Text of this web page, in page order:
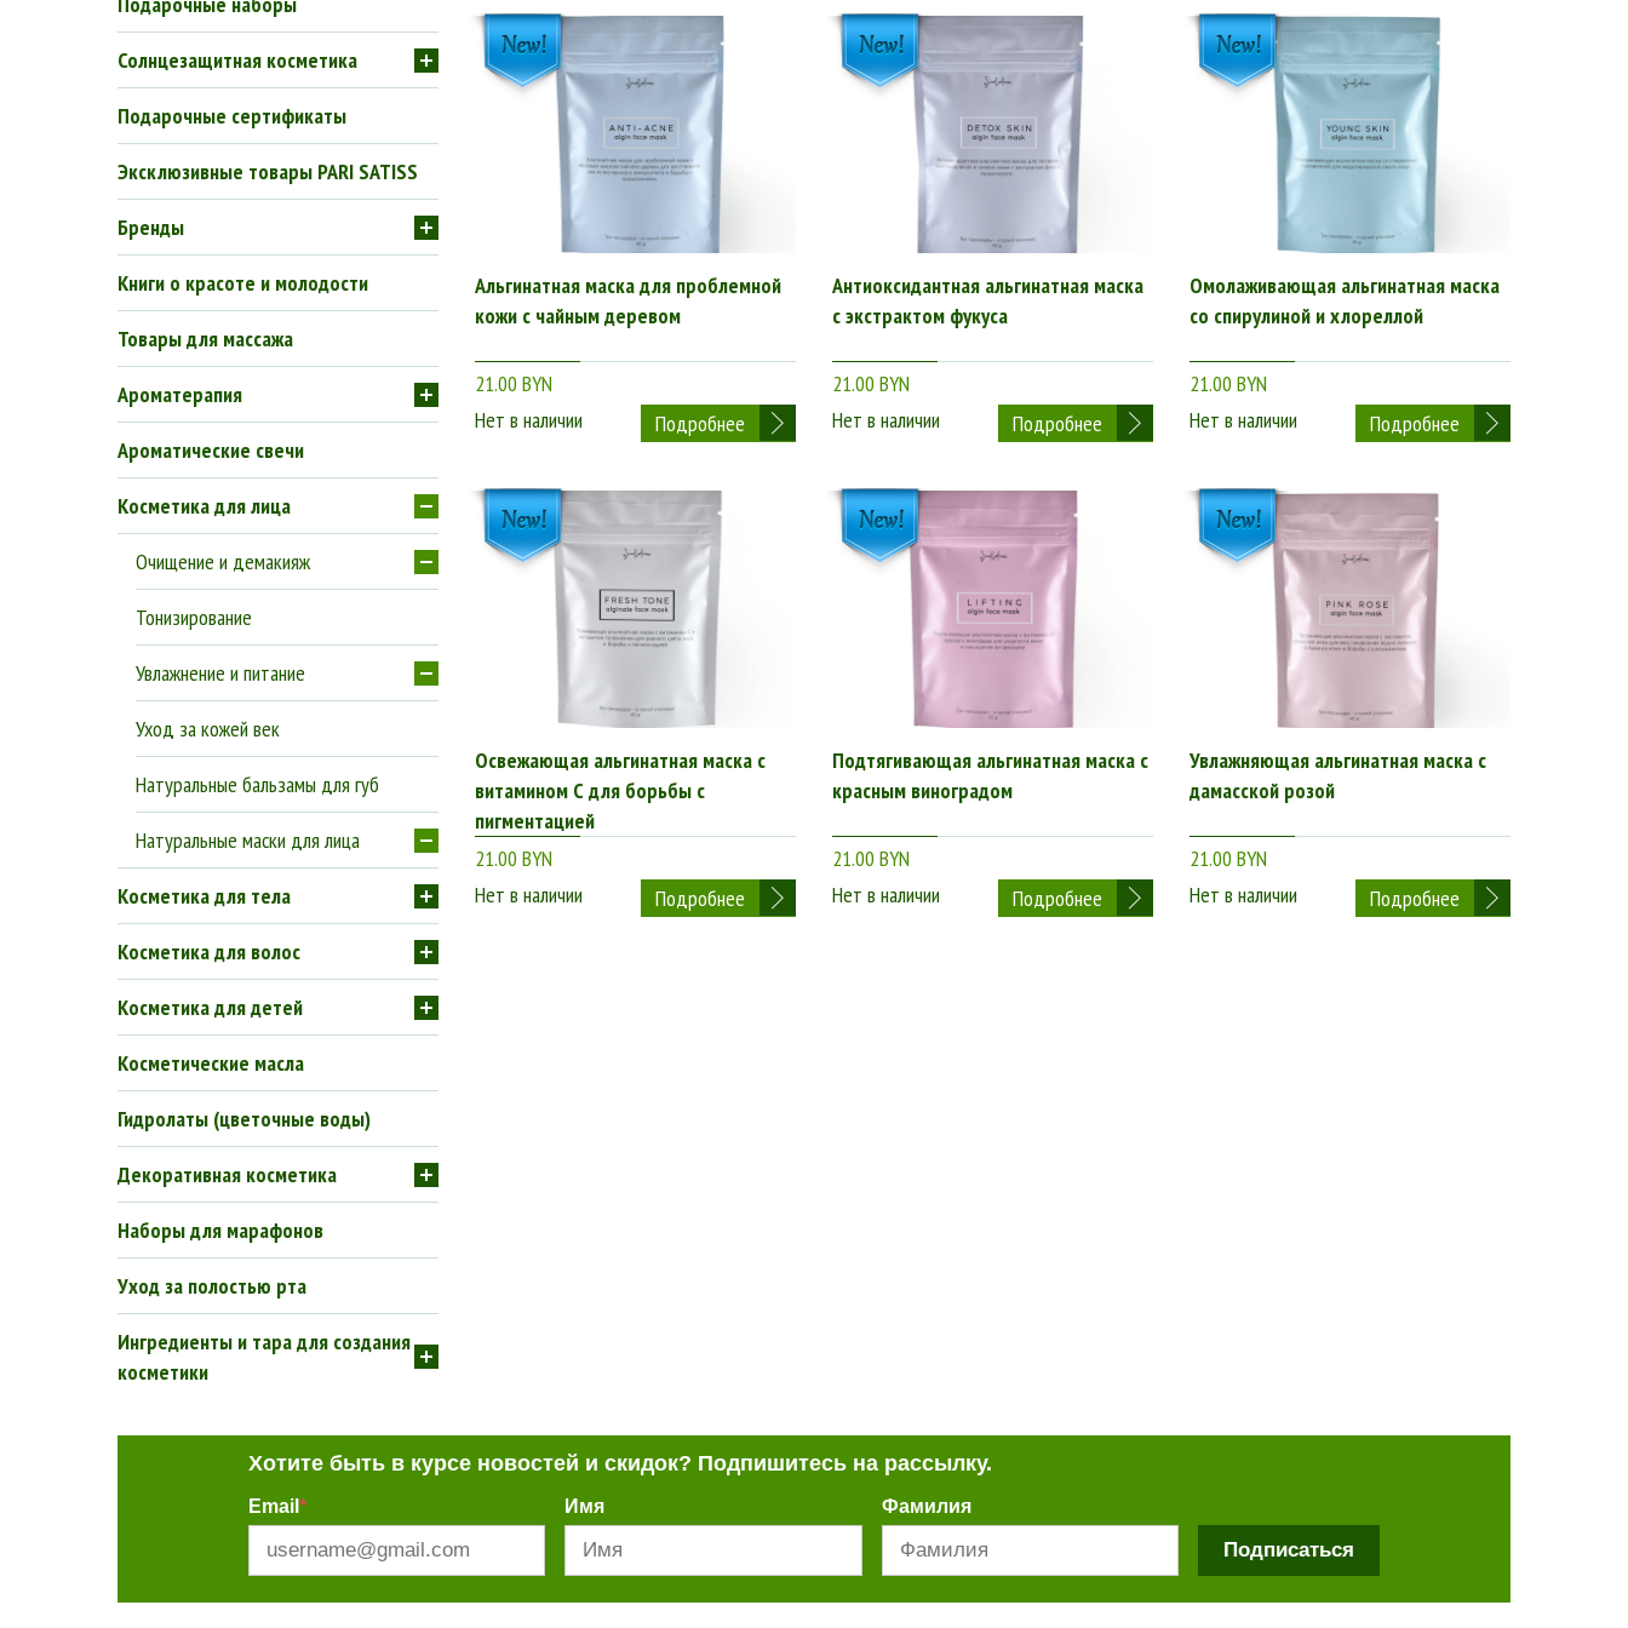
Солнцезащитная косметика
Подарочные сертификаты
Эксклюзивные товары PARI SATISS
Бренды
Книги о красоте и молодости
Товары для массажа
Ароматерапия
Ароматические свечи
Косметика для лица
Очищение и демакияж
Тонизирование
Увлажнение и питание
Уход за кожей век
Натуральные бальзамы для губ
Натуральные маски для лица
Косметика для тела
Косметика для волос
Косметика для детей
Косметические масла
Гидролаты (цветочные воды)
Декоративная косметика
Наборы для марафонов
Уход за полостью рта
Ингредиенты и тара для создания
косметики
Альгинатная маска для проблемной
кожи с чайным деревом
21.00 BYN
Нет в наличии
Подробнее
Антиоксидантная альгинатная маска
с экстрактом фукуса
21.00 BYN
Нет в наличии
Подробнее
Омолаживающая альгинатная маска
со спирулиной и хлореллой
21.00 BYN
Нет в наличии
Подробнее
Освежающая альгинатная маска с
витамином С для борьбы с
пигментацией
21.00 BYN
Нет в наличии
Подробнее
Подтягивающая альгинатная маска с
красным виноградом
21.00 BYN
Нет в наличии
Подробнее
Увлажняющая альгинатная маска с
дамасской розой
21.00 BYN
Нет в наличии
Подробнее
Хотите быть в курсе новостей и скидок? Подпишитесь на рассылку.
Email * Имя Фамилия
Подписаться